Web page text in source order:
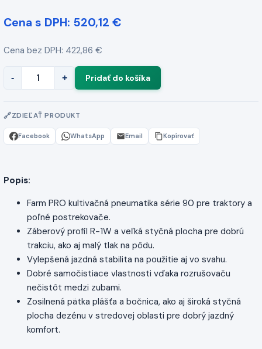
Cena s DPH: 520,12 €
Cena bez DPH: 422,86 €
- +
ZDIEĽAŤ PRODUKT
Facebook WhatsApp Email Kopírovať
Popis:
Farm PRO kultivačná pneumatika série 90 pre traktory a
poľné postrekovače.
Záberový profil R-1W a veľká styčná plocha pre dobrú
trakciu, ako aj malý tlak na pôdu.
Vylepšená jazdná stabilita na použitie aj vo svahu.
Dobré samočistiace vlastnosti vďaka rozrušovaču
nečistôt medzi zubami.
Zosilnená pätka plášťa a bočnica, ako aj široká styčná
plocha dezénu v stredovej oblasti pre dobrý jazdný
komfort.